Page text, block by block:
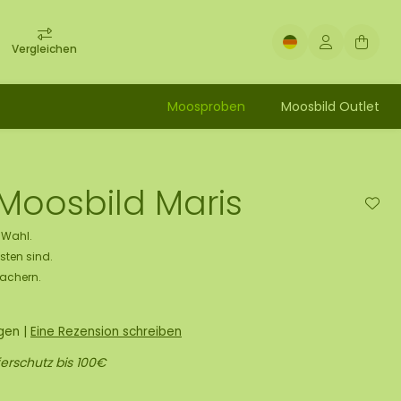
Vergleichen
Moosproben Moosbild Outlet
Maris
sind.
| Eine Rezension schreiben
bis 100€